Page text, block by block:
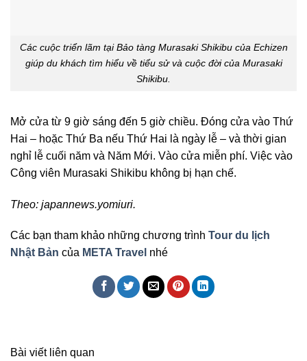
Các cuộc triển lãm tại Bảo tàng Murasaki Shikibu của Echizen
giúp du khách tìm hiểu về tiểu sử và cuộc đời của Murasaki
Shikibu.
Mở cửa từ 9 giờ sáng đến 5 giờ chiều. Đóng cửa vào Thứ
Hai – hoặc Thứ Ba nếu Thứ Hai là ngày lễ – và thời gian
nghỉ lễ cuối năm và Năm Mới. Vào cửa miễn phí. Việc vào
Công viên Murasaki Shikibu không bị hạn chế.
Theo: japannews.yomiuri.
Các bạn tham khảo những chương trình Tour du lịch
Nhật Bản của META Travel nhé
Bài viết liên quan